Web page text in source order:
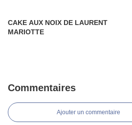
CAKE AUX NOIX DE LAURENT
MARIOTTE
Commentaires
Ajouter un commentaire